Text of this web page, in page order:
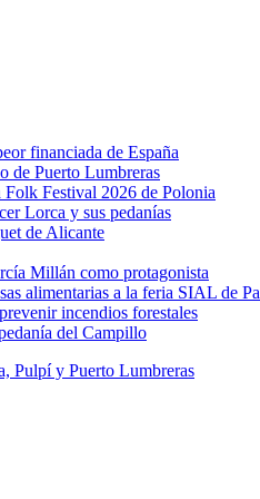
financiada de España
de Puerto Lumbreras
Folk Festival 2026 de Polonia
Lorca y sus pedanías
de Alicante
Millán como protagonista
alimentarias a la feria SIAL de
incendios forestales
del Campillo
Pulpí y Puerto Lumbreras